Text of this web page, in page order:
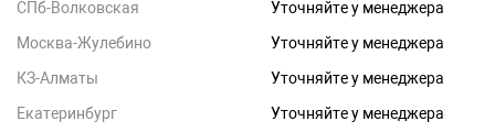
СПб-Волковская
Уточняйте у менеджера
Москва-Жулебино
Уточняйте у менеджера
КЗ-Алматы
Уточняйте у менеджера
Екатеринбург
Уточняйте у менеджера